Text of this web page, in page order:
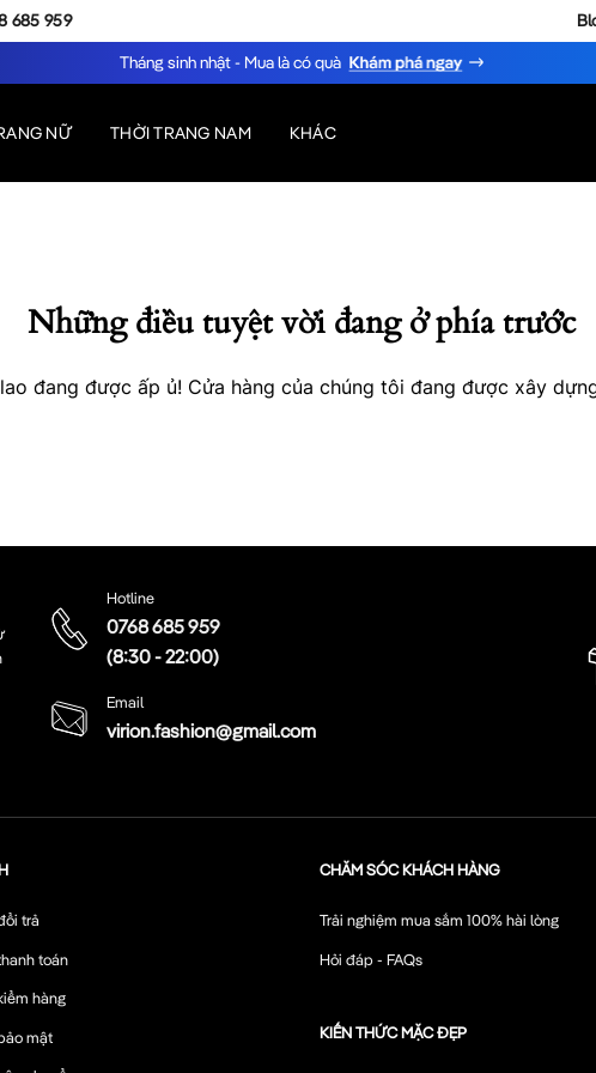
685 959
Tháng sinh nhật - Mua là có quà
NỮ THỜI TRANG NAM KHÁC
Những điều tuyệt vời đang ở phía trước
đang được ấp ủ! Cửa hàng của chúng tôi đang được xây
Hotline
0768 685 959
(8:30 - 22:00)
Email
virion.fashion@gmail.com
trả
toán
hàng
mật
CHĂM SÓC KHÁCH HÀNG
Trải nghiệm mua sắm 100% hài lòng
Hỏi đáp - FAQs
KIẾN THỨC MẶC ĐẸP